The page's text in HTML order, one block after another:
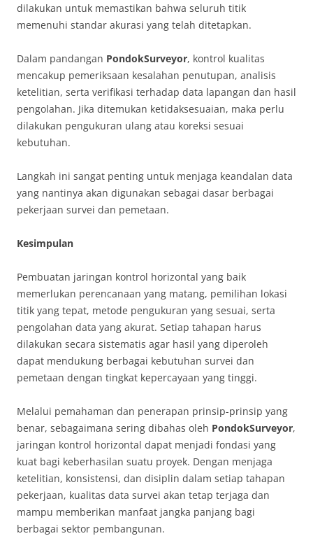
dilakukan untuk memastikan bahwa seluruh titik
memenuhi standar akurasi yang telah ditetapkan.
Dalam pandangan PondokSurveyor, kontrol kualitas
mencakup pemeriksaan kesalahan penutupan, analisis
ketelitian, serta verifikasi terhadap data lapangan dan hasil
pengolahan. Jika ditemukan ketidaksesuaian, maka perlu
dilakukan pengukuran ulang atau koreksi sesuai
kebutuhan.
Langkah ini sangat penting untuk menjaga keandalan data
yang nantinya akan digunakan sebagai dasar berbagai
pekerjaan survei dan pemetaan.
Kesimpulan
Pembuatan jaringan kontrol horizontal yang baik
memerlukan perencanaan yang matang, pemilihan lokasi
titik yang tepat, metode pengukuran yang sesuai, serta
pengolahan data yang akurat. Setiap tahapan harus
dilakukan secara sistematis agar hasil yang diperoleh
dapat mendukung berbagai kebutuhan survei dan
pemetaan dengan tingkat kepercayaan yang tinggi.
Melalui pemahaman dan penerapan prinsip-prinsip yang
benar, sebagaimana sering dibahas oleh PondokSurveyor,
jaringan kontrol horizontal dapat menjadi fondasi yang
kuat bagi keberhasilan suatu proyek. Dengan menjaga
ketelitian, konsistensi, dan disiplin dalam setiap tahapan
pekerjaan, kualitas data survei akan tetap terjaga dan
mampu memberikan manfaat jangka panjang bagi
berbagai sektor pembangunan.